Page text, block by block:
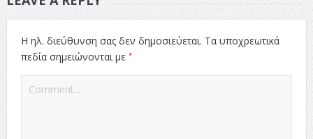
Η ηλ. διεύθυνση σας δεν δημοσιεύεται. Τα υποχρεωτικά
πεδία σημειώνονται με *